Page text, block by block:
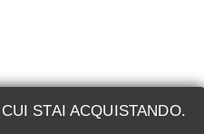
STAI ACQUISTANDO.